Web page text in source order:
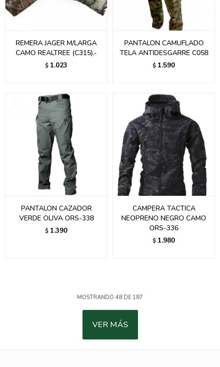
REMERA JAGER M/LARGA
CAMO REALTREE (C315).-
$ 1.023
PANTALON CAMUFLADO
TELA ANTIDESGARRE C058
$ 1.590
PANTALON CAZADOR
VERDE OLIVA ORS-338
$ 1.390
CAMPERA TACTICA
NEOPRENO NEGRO CAMO
ORS-336
$ 1.980
MOSTRANDO 48 DE 187
VER MÁS